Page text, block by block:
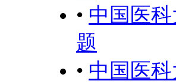
• 中国医
题
• 中国医